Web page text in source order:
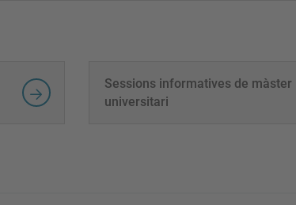
Sessions informatives de màster
universitari